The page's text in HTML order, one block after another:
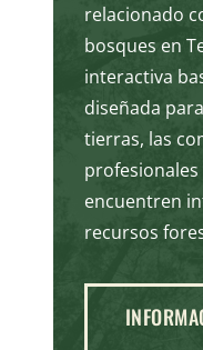
relacionado
bosques en
interactiva
diseñada
tierras, las
encuentren
recursos